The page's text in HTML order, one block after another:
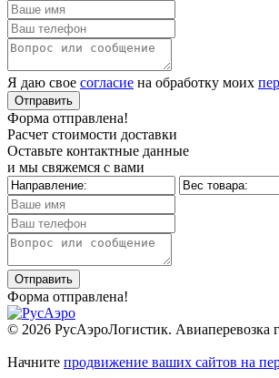
Я даю свое согласие на обработку моих
Форма отправлена!
Расчет стоимости доставки
Оставьте контактные данные
и мы свяжемся с вами
Форма отправлена!
© 2026 РусАэроЛогистик. Авиаперевозка
Начните продвижение ваших сайтов на